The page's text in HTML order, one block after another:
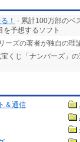
！ - 累計100万部のベ
予想するソフト
ーズの著者が独自の理
くじ「ナンバーズ」
＆通信